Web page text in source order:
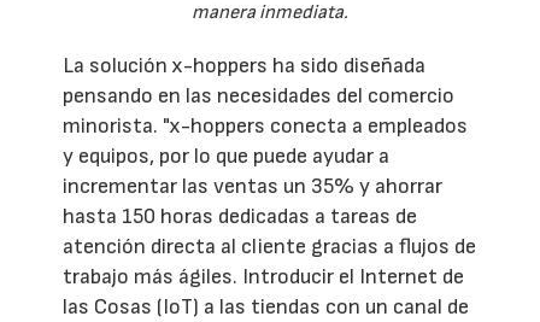
manera inmediata.
La solución x-hoppers ha sido diseñada
pensando en las necesidades del comercio
minorista. "x-hoppers conecta a empleados
y equipos, por lo que puede ayudar a
incrementar las ventas un 35% y ahorrar
hasta 150 horas dedicadas a tareas de
atención directa al cliente gracias a flujos de
trabajo más ágiles. Introducir el Internet de
las Cosas (IoT) a las tiendas con un canal de